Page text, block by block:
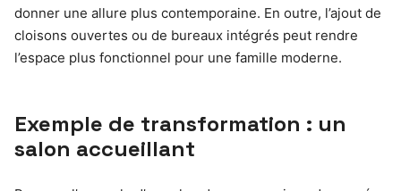
donner une allure plus contemporaine. En outre, l’ajout de
cloisons ouvertes ou de bureaux intégrés peut rendre
l’espace plus fonctionnel pour une famille moderne.
Exemple de transformation : un
salon accueillant